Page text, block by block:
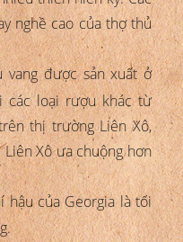
nghề cao của thợ thủ
được sản xuất ở
các loại rượu khác từ
thị trường Liên Xô,
Xô ưa chuộng hơn
của Georgia là tối